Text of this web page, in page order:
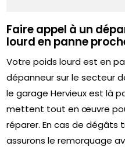
Faire appel à un
lourd en panne
Votre poids lourd est en
dépanneur sur le secteur
le garage Hervieux est là
mettent tout en œuvre
réparer. En cas de dégâts
assurons le remorquage